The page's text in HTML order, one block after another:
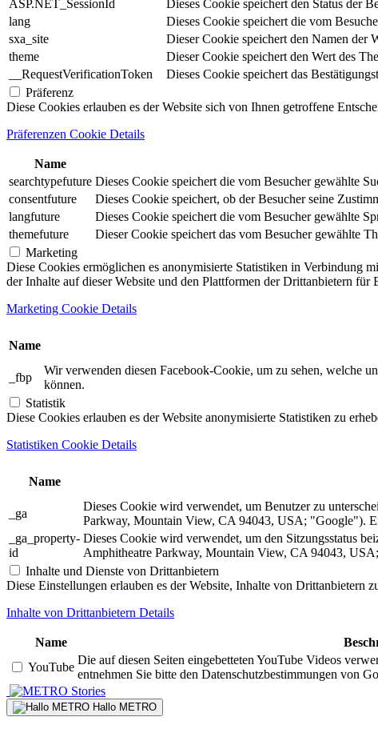
ASP.NET_SessionId
Dieses Cookie speichert den Status der
lang
Dieses Cookie speichert die vom
sxa_site
Dieser Cookie speichert den Namen der
theme
Dieser Cookie speichert den Wert des
__RequestVerificationToken
Dieses Cookie speichert das
Präferenz
Diese Cookies erlauben es der Website sich von Ihnen getroffene
Präferenzen Cookie Details
Name
searchtypefuture Dieses Cookie speichert die vom Besucher gewählte
consentfuture
Dieses Cookie speichert, ob der Besucher seine
langfuture
Dieses Cookie speichert die vom Besucher gewählte
themefuture
Dieser Cookie speichert das vom Besucher gewählte
Marketing
Diese Cookies ermöglichen es anonymisierte Statistiken in Verbindung
der Inhalte auf dieser Website und den Plattformen der Drittanbietern für
Marketing Cookie Details
Name
_fbp
Wir verwenden diesen Facebook-Cookie, um zu sehen, welche
können.
Statistik
Diese Cookies erlauben es der Website anonymisierte Statistiken zu
Statistiken Cookie Details
Name
_ga
Dieses Cookie wird verwendet, um Benutzer zu
Parkway, Mountain View, CA 94043, USA; "Google").
_ga_property-
id
Dieses Cookie wird verwendet, um den Sitzungsstatus
Amphitheatre Parkway, Mountain View, CA 94043,
Inhalte und Dienste von Drittanbietern
Diese Einstellungen erlauben es der Website, Inhalte von Drittanbietern
Inhalte von Drittanbietern Details
Name
YouTube
Die auf diesen Seiten eingebetteten YouTube Videos
entnehmen Sie bitte den Datenschutzbestimmungen von
Stories
Hallo METRO